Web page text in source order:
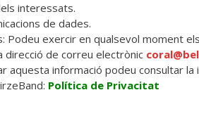
interessats.
de dades.
exercir en qualsevol moment
de correu electrònic
aquesta informació podeu consultar
Política de Privacitat